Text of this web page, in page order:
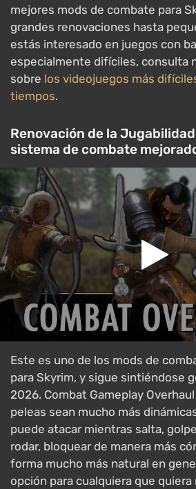
mejores mods de combate para
grandes renovaciones hasta
estás interesado en juegos con
especialmente difíciles, consulta
sobre los videojuegos más
tiempos.
Renovación de la
sistema de combate
Este es uno de los mods de
para Skyrim, y sigue sintiéndose
2026. Combat Gameplay
peleas sean mucho más
puede atacar mientras salta,
rodar, bloquear de manera más
forma mucho más natural en
opción para cualquiera que